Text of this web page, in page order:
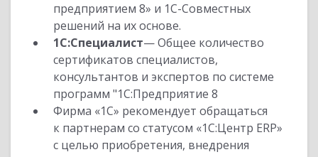
предприятием 8» и 1С-Совместных
решений на их основе.
1С:Специалист— Общее количество
сертификатов специалистов,
консультантов и экспертов по системе
программ "1С:Предприятие 8
Фирма «1С» рекомендует обращаться
к партнерам со статусом «1С:Центр ERP»
с целью приобретения, внедрения